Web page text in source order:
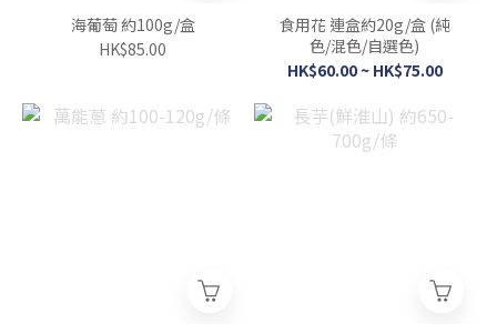
海葡萄 約100g/盒
HK$85.00
食用花 連盒約20g/盒 (純
色/混色/自選色)
HK$60.00 ~ HK$75.00